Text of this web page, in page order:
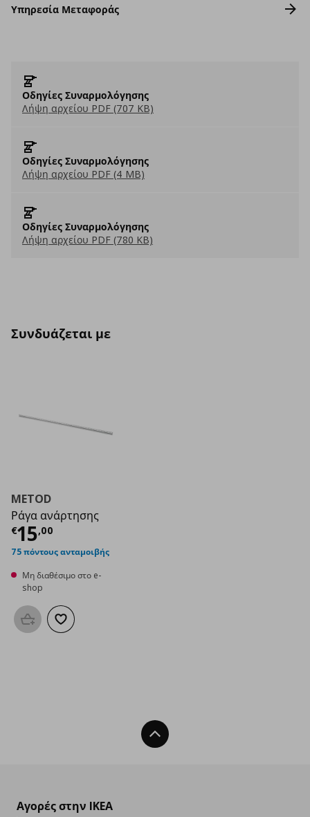
Υπηρεσία Μεταφοράς
Οδηγίες Συναρμολόγησης
Λήψη αρχείου PDF (707 KB)
Οδηγίες Συναρμολόγησης
Λήψη αρχείου PDF (4 MB)
Οδηγίες Συναρμολόγησης
Λήψη αρχείου PDF (780 KB)
Συνδυάζεται με
METOD
Ράγα ανάρτησης
€15,00
Τρέχουσα τιμή
75 πόντους ανταμοιβής
Μη διαθέσιμο στο e-
shop
Προσθήκη στο καλάθι
Προσθήκη στα αγαπημένα
Back To Top
Αγορές στην IKEA